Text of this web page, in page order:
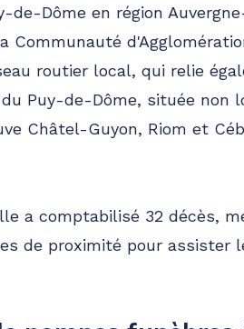
de-Dôme en région
Communauté
routier local, qui relie
Puy-de-Dôme, située non
Châtel-Guyon, Riom et
a comptabilisé 32 décès,
de proximité pour assister